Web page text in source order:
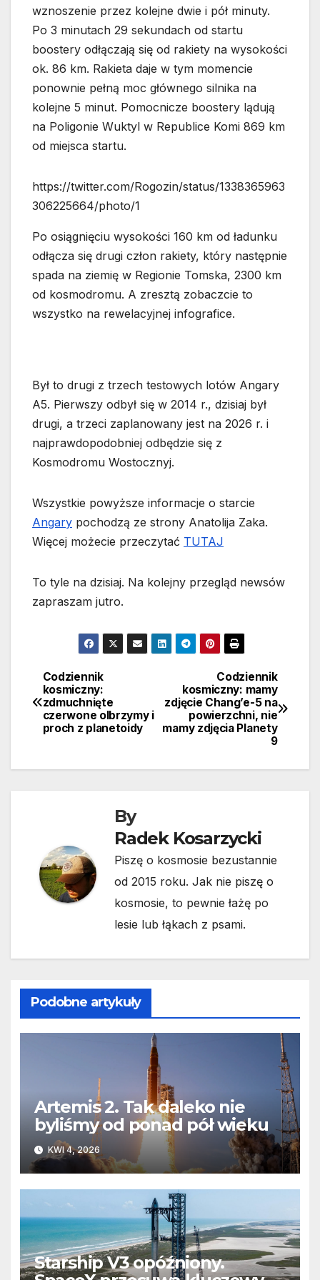
wznoszenie przez kolejne dwie i pół minuty.
Po 3 minutach 29 sekundach od startu
boostery odłączają się od rakiety na wysokości
ok. 86 km. Rakieta daje w tym momencie
ponownie pełną moc głównego silnika na
kolejne 5 minut. Pomocnicze boostery lądują
na Poligonie Wuktyl w Republice Komi 869 km
od miejsca startu.
https://twitter.com/Rogozin/status/1338365963
306225664/photo/1
Po osiągnięciu wysokości 160 km od ładunku
odłącza się drugi człon rakiety, który następnie
spada na ziemię w Regionie Tomska, 2300 km
od kosmodromu. A zresztą zobaczcie to
wszystko na rewelacyjnej infografice.
Był to drugi z trzech testowych lotów Angary
A5. Pierwszy odbył się w 2014 r., dzisiaj był
drugi, a trzeci zaplanowany jest na 2026 r. i
najprawdopodobniej odbędzie się z
Kosmodromu Wostocznyj.
Wszystkie powyższe informacje o starcie
Angary pochodzą ze strony Anatolija Zaka.
Więcej możecie przeczytać TUTAJ
To tyle na dzisiaj. Na kolejny przegląd newsów
zapraszam jutro.
Nawigacja
wpisu
Codziennik
kosmiczny: mamy
zdjęcie Chang’e-5 na
powierzchni, nie
mamy zdjęcia Planety
9
Codziennik
kosmiczny:
zdmuchnięte
czerwone olbrzymy i
proch z planetoidy
By
Radek Kosarzycki
Piszę o kosmosie bezustannie
od 2015 roku. Jak nie piszę o
kosmosie, to pewnie łażę po
lesie lub łąkach z psami.
Podobne artykuły
Artemis 2. Tak daleko nie
byliśmy od ponad pół wieku
KWI 4, 2026
Starship V3 opóźniony.